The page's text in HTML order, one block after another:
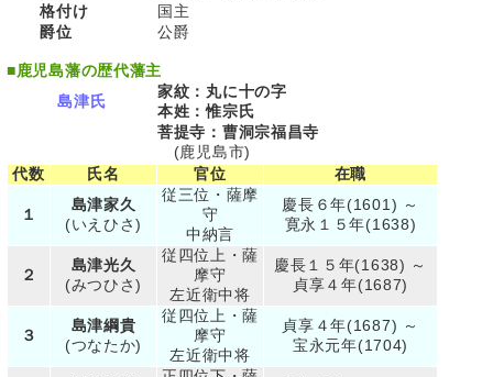
格付け
国主
爵位
公爵
■鹿児島藩の歴代藩主
島津氏
家紋：丸に十の字
本姓：惟宗氏
菩提寺：曹洞宗福昌寺
(鹿児島市)
代数
氏名 官位 在職
１
島津家久
(いえひさ)
従三位・薩摩
守
中納言
慶長６年(1601) ～
寛永１５年(1638)
２
島津光久
(みつひさ)
従四位上・薩
摩守
左近衛中将
慶長１５年(1638) ～
貞享４年(1687)
３
島津綱貴
(つなたか)
従四位上・薩
摩守
左近衛中将
貞享４年(1687) ～
宝永元年(1704)